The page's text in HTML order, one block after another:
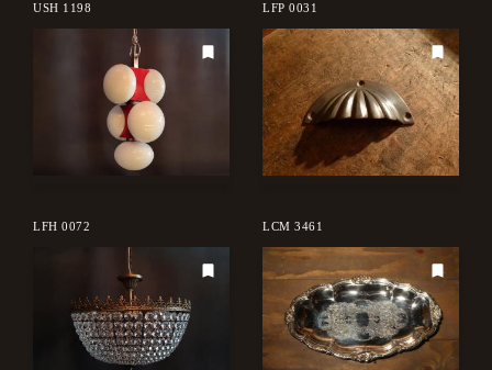
USH 1198 LFP 0031
LFH 0072 LCM 3461